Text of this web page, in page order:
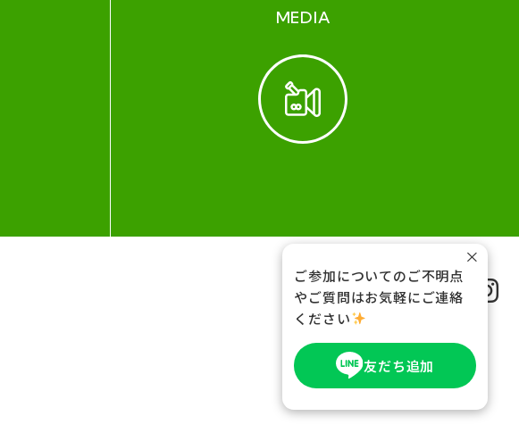
MEDIA
FOLLOW US
ご参加についてのご不明点
やご質問はお気軽にご連絡
ください
友だち追加
×